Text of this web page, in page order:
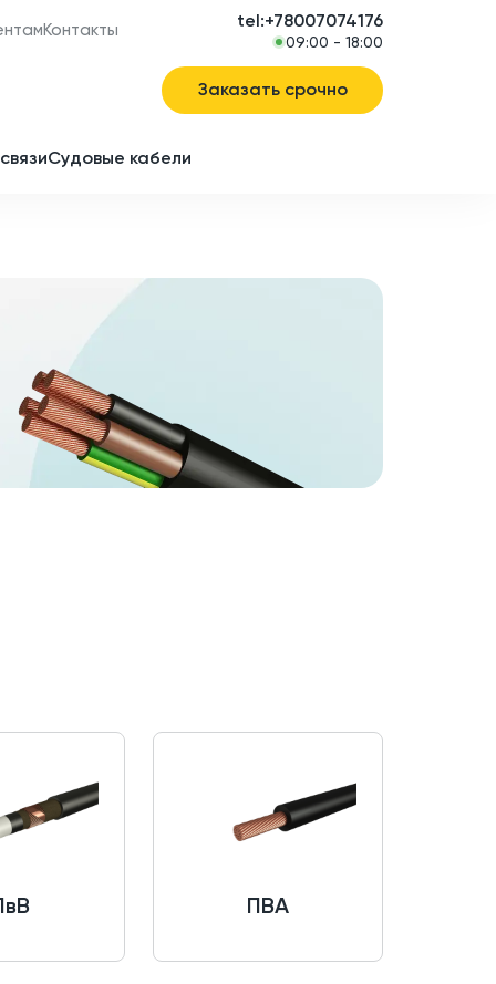
Контакты tel:+78007074176
09:00 - 18:00
Заказать срочно
Судовые кабели
ПВА